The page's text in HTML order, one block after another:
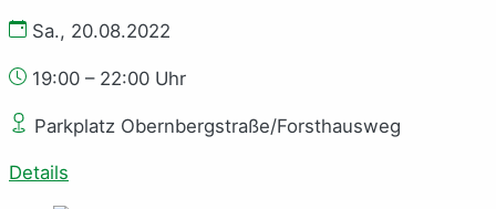
Sa., 20.08.2022
19:00 – 22:00 Uhr
Parkplatz Obernbergstraße/Forsthausweg
Details